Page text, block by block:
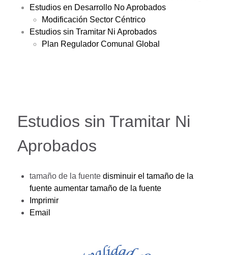
Estudios en Desarrollo No Aprobados
Modificación Sector Céntrico
Estudios sin Tramitar Ni Aprobados
Plan Regulador Comunal Global
Estudios sin Tramitar Ni
Aprobados
tamaño de la fuente disminuir el tamaño de la
fuente aumentar tamaño de la fuente
Imprimir
Email